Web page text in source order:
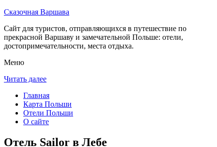
Сказочная Варшава
Сайт для туристов, отправляющихся в путешествие по
прекрасной Варшаву и замечательной Польше: отели,
достопримечательности, места отдыха.
Меню
Читать далее
Главная
Карта Польши
Отели Польши
О сайте
Отель Sailor в Лебе